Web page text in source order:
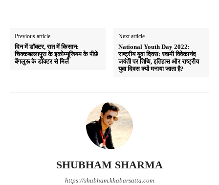
Previous article
दिन में डॉक्टर, रात में किसान:
चिक्कबल्लापुरा के इकोम्यूजियम के पीछे
बेंगलुरू के डॉक्टर से मिलें
Next article
National Youth Day 2022:
राष्ट्रीय युवा दिवस: स्वामी विवेकानंद
जयंती पर तिथि, इतिहास और राष्ट्रीय
युवा दिवस क्यों मनाया जाता है?
SHUBHAM SHARMA
https://shubham.khabarsatta.com